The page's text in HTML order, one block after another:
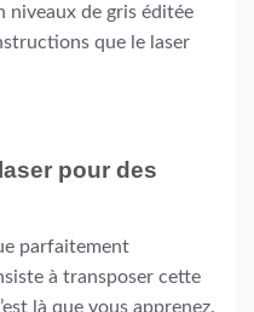
de gris éditée
que le laser
pour des
parfaitement
à transposer cette
là que vous apprenez.